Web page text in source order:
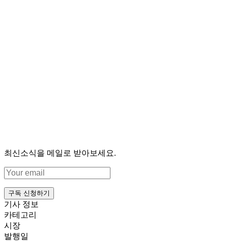
최신소식을 메일로 받아보세요.
구독 신청하기
기사 정보
카테고리
시장
발행일